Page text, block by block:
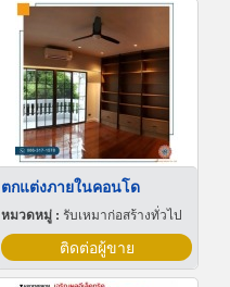
ตกแต่งภายในคอนโด
หมวดหมู่ : รับเหมาก่อสร้างทั่วไป
ติดต่อผู้ขาย